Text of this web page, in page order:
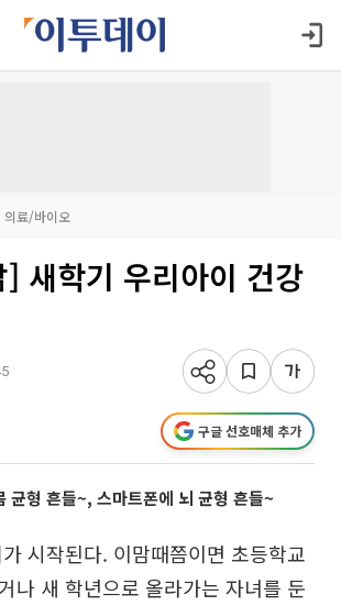
의료/바이오
새학기 우리아이 건강
구글 선호매체 추가
균형 흔들~, 스마트폰에 뇌 균형 흔들~
시작된다. 이맘때쯤이면 초등학교
나 새 학년으로 올라가는 자녀를 둔